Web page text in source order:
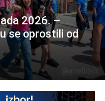
2026. –
se oprostili od